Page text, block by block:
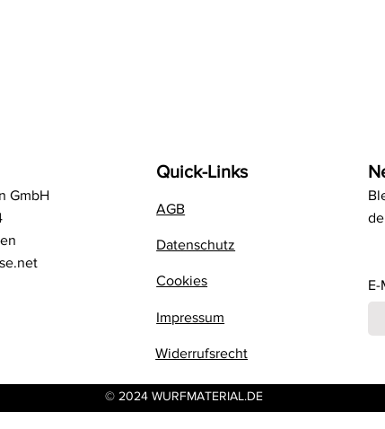
GmbH
Quick-Links
AGB
Datenschutz
Cookies
Impressum
Widerrufsrecht
E-
© 2024 WURFMATERIAL.DE